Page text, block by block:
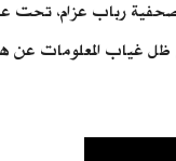
رباب عزام، تحت
ظل غياب المعلومات